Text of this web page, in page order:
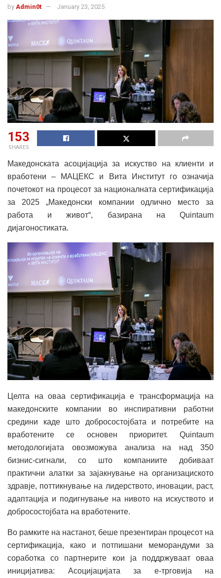
by Admin0t January 23, 2025
153
SHARES
Македонската асоцијација за искуство на клиенти и
вработени – МАЦЕКС и Вита Институт го означија
почетокот на процесот за националната сертификација
за 2025 „Македонски компании одлично место за
работа и живот“, базирана на Quintaum
дијагоностиката.
Целта на оваа сертификација е трансформација на
македонските компании во инспиративни работни
средини каде што добросостојбата и потребите на
вработените се основен приоритет. Quintaum
методологијата овозможува анализа на над 350
бизнис-сигнали, со што компаниите добиваат
практични алатки за зајакнување на организациското
здравје, поттикнување на лидерството, иновации, раст,
адаптација и подигнување на нивото на искуството и
добросостојбата на вработените.
Во рамките на настанот, беше презентиран процесот на
сертификација, како и потпишани меморандуми за
соработка со партнерите кои ја поддржуваат оваа
иницијатива: Асоцијацијата за е-трговија на